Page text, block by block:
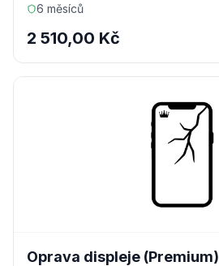
6 měsíců
2 510,00 Kč
Oprava displeje (Premium)